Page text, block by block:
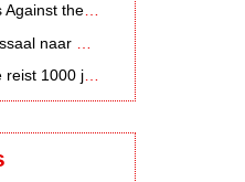
the Kremlin III
op Marktplaats
tijd naar 'Hemastein'